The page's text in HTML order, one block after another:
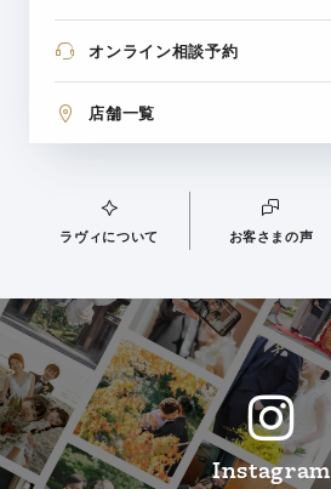
オンライン相談予約
店舗一覧
ラヴィについて お客さまの声
Instagram